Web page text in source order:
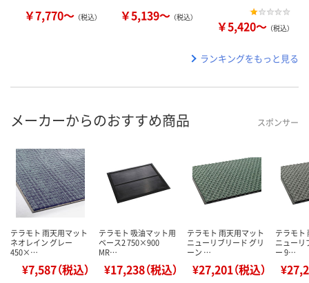
￥7,770～ （税込） ￥5,139～ （税込）
￥5,420～ （税込）
ランキングをもっと見る
メーカーからのおすすめ商品 スポンサー
テラモト 雨天用マット
ネオレイン グレー
450×…
¥7,587（税込）
テラモト 吸油マット用
ベース2 750×900
MR…
¥17,238（税込）
テラモト 雨天用マット
ニューリブリード グリ
ーン …
¥27,201（税込）
テラモト
ニューリ
ー 9…